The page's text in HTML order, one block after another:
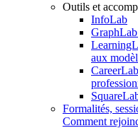
Outils et
InfoLab
aux
Formalités,
Comment